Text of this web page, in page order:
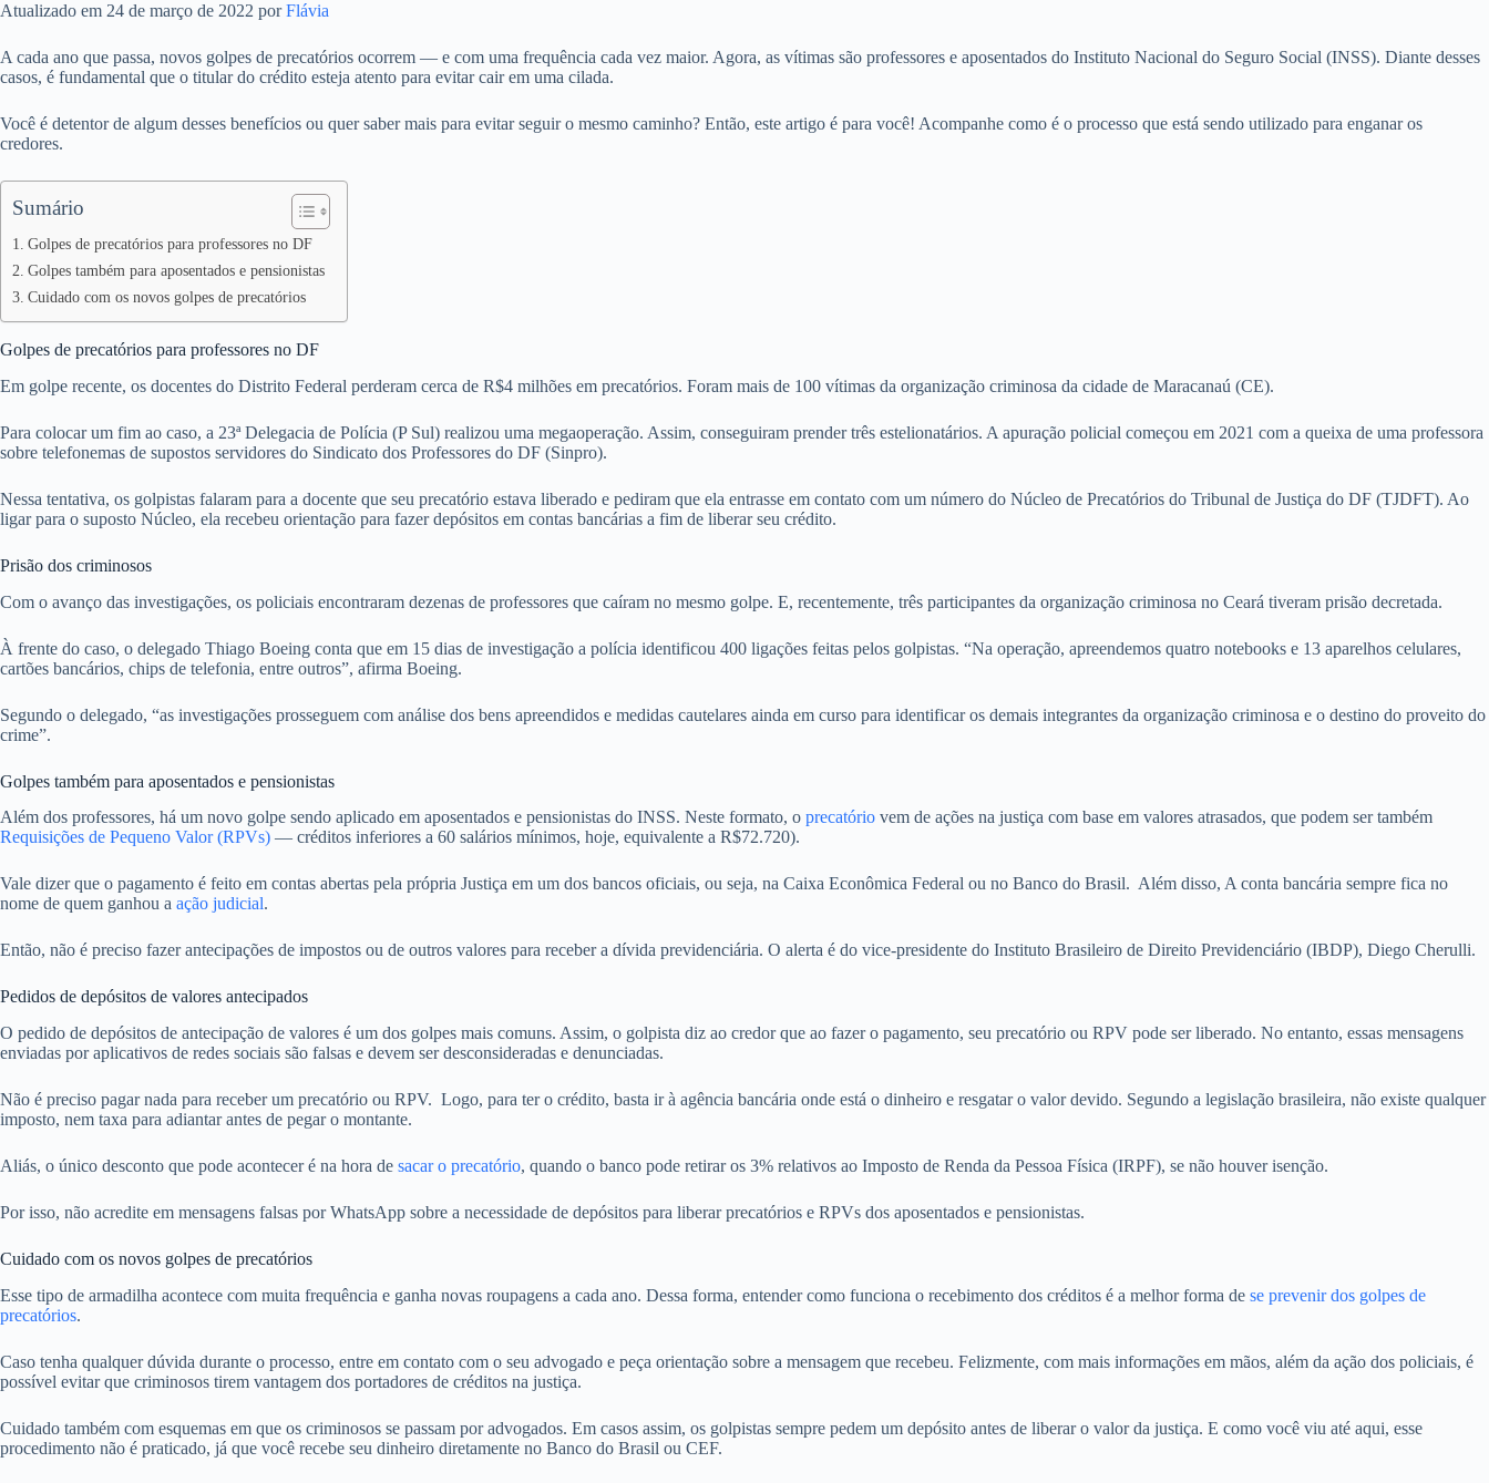
Atualizado em 24 de março de 2022 porFlávia
A cada ano que passa, novos golpes de precatórios ocorrem — e com uma frequência cada vez maior. Agora, as vítimas são professores e aposentados do Instituto Nacional do Seguro Social (INSS). Diante desses
casos, é fundamental que o titular do crédito esteja atento para evitar cair em uma cilada.
Você é detentor de algum desses benefícios ou quer saber mais para evitar seguir o mesmo caminho? Então, este artigo é para você! Acompanhe como é o processo que está sendo utilizado para enganar os
credores.
Sumário
Golpes de precatórios para professores no DF
Golpes também para aposentados e pensionistas
Cuidado com os novos golpes de precatórios
Golpes de precatórios para professores no DF
Em golpe recente, os docentes do Distrito Federal perderam cerca de R$4 milhões em precatórios. Foram mais de 100 vítimas da organização criminosa da cidade de Maracanaú (CE).
Para colocar um fim ao caso, a 23ª Delegacia de Polícia (P Sul) realizou uma megaoperação. Assim, conseguiram prender três estelionatários. A apuração policial começou em 2021 com a queixa de uma professora
sobre telefonemas de supostos servidores do Sindicato dos Professores do DF (Sinpro).
Nessa tentativa, os golpistas falaram para a docente que seu precatório estava liberado e pediram que ela entrasse em contato com um número do Núcleo de Precatórios do Tribunal de Justiça do DF (TJDFT). Ao
ligar para o suposto Núcleo, ela recebeu orientação para fazer depósitos em contas bancárias a fim de liberar seu crédito.
Prisão dos criminosos
Com o avanço das investigações, os policiais encontraram dezenas de professores que caíram no mesmo golpe. E, recentemente, três participantes da organização criminosa no Ceará tiveram prisão decretada.
À frente do caso, o delegado Thiago Boeing conta que em 15 dias de investigação a polícia identificou 400 ligações feitas pelos golpistas. “Na operação, apreendemos quatro notebooks e 13 aparelhos celulares,
cartões bancários, chips de telefonia, entre outros”, afirma Boeing.
Segundo o delegado, “as investigações prosseguem com análise dos bens apreendidos e medidas cautelares ainda em curso para identificar os demais integrantes da organização criminosa e o destino do proveito do
crime”.
Golpes também para aposentados e pensionistas
Além dos professores, há um novo golpe sendo aplicado em aposentados e pensionistas do INSS. Neste formato, o precatório vem de ações na justiça com base em valores atrasados, que podem ser também
Requisições de Pequeno Valor (RPVs) — créditos inferiores a 60 salários mínimos, hoje, equivalente a R$72.720).
Vale dizer que o pagamento é feito em contas abertas pela própria Justiça em um dos bancos oficiais, ou seja, na Caixa Econômica Federal ou no Banco do Brasil. Além disso, A conta bancária sempre fica no
nome de quem ganhou a ação judicial.
Então, não é preciso fazer antecipações de impostos ou de outros valores para receber a dívida previdenciária. O alerta é do vice-presidente do Instituto Brasileiro de Direito Previdenciário (IBDP), Diego Cherulli.
Pedidos de depósitos de valores antecipados
O pedido de depósitos de antecipação de valores é um dos golpes mais comuns. Assim, o golpista diz ao credor que ao fazer o pagamento, seu precatório ou RPV pode ser liberado. No entanto, essas mensagens
enviadas por aplicativos de redes sociais são falsas e devem ser desconsideradas e denunciadas.
Não é preciso pagar nada para receber um precatório ou RPV. Logo, para ter o crédito, basta ir à agência bancária onde está o dinheiro e resgatar o valor devido. Segundo a legislação brasileira, não existe qualquer
imposto, nem taxa para adiantar antes de pegar o montante.
Aliás, o único desconto que pode acontecer é na hora de sacar o precatório, quando o banco pode retirar os 3% relativos ao Imposto de Renda da Pessoa Física (IRPF), se não houver isenção.
Por isso, não acredite em mensagens falsas por WhatsApp sobre a necessidade de depósitos para liberar precatórios e RPVs dos aposentados e pensionistas.
Cuidado com os novos golpes de precatórios
Esse tipo de armadilha acontece com muita frequência e ganha novas roupagens a cada ano. Dessa forma, entender como funciona o recebimento dos créditos é a melhor forma de se prevenir dos golpes de
precatórios.
Caso tenha qualquer dúvida durante o processo, entre em contato com o seu advogado e peça orientação sobre a mensagem que recebeu. Felizmente, com mais informações em mãos, além da ação dos policiais, é
possível evitar que criminosos tirem vantagem dos portadores de créditos na justiça.
Cuidado também com esquemas em que os criminosos se passam por advogados. Em casos assim, os golpistas sempre pedem um depósito antes de liberar o valor da justiça. E como você viu até aqui, esse
procedimento não é praticado, já que você recebe seu dinheiro diretamente no Banco do Brasil ou CEF.